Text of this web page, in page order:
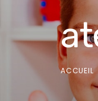
ACCUEIL